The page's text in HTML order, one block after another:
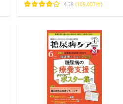
4.28 (109,007件)